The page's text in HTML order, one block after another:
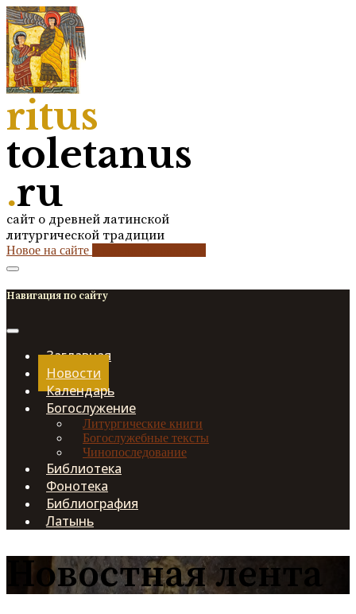
ritus
toletanus
.ru
сайт о древней латинской
литургической традиции
Новое на сайте
Навигация по сайту
Заглавная
Новости
Календарь
Богослужение
Литургические книги
Богослужебные тексты
Чинопоследование
Библиотека
Фонотека
Библиография
Латынь
Новостная лента